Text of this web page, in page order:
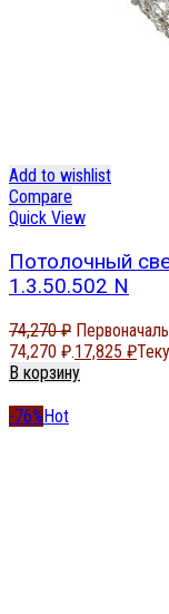
Add to wishlist
Compare
Quick View
Потолочный
1.3.50.502 N
74,270₽
74,270 ₽.17,825 ₽
В корзину
-76%Hot